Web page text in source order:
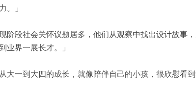
。」
段社会关怀议题居多，他们从观察中找出设计故事
业界一展长才。」
大一到大四的成长，就像陪伴自己的小孩，很欣慰看